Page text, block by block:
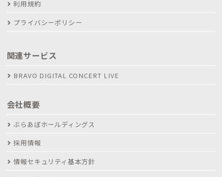
利用規約
プライバシーポリシー
関連サービス
BRAVO DIGITAL CONCERT LIVE
会社概要
ぶらあぼホールディングス
採用情報
情報セキュリティ基本方針